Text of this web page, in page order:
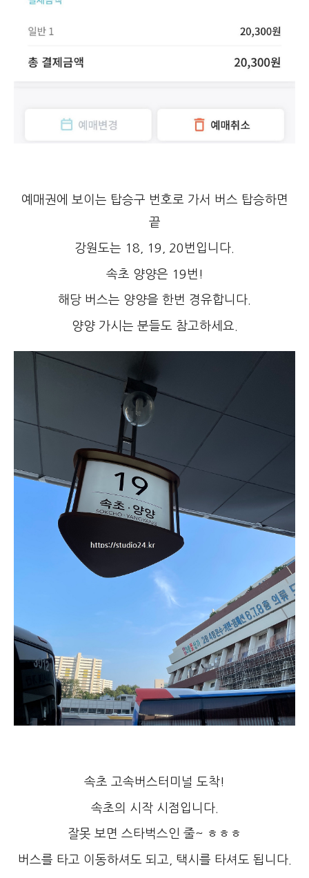
예매권에 보이는 탑승구 번호로 가서 버스 탑승하면
끝
강원도는 18, 19, 20번입니다.
속초 양양은 19번!
해당 버스는 양양을 한번 경유합니다.
양양 가시는 분들도 참고하세요.
속초 고속버스터미널 도착!
속초의 시작 시점입니다.
잘못 보면 스타벅스인 줄~ ㅎㅎㅎ
버스를 타고 이동하셔도 되고, 택시를 타셔도 됩니다.